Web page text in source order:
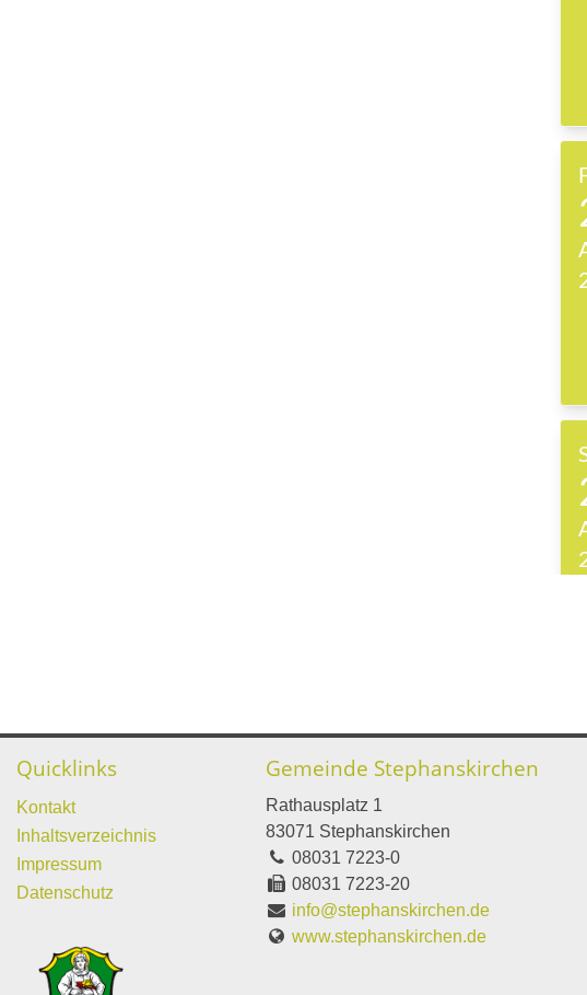
Quicklinks
Kontakt
Inhaltsverzeichnis
Impressum
Datenschutz
Gemeinde Stephanskirchen
Rathausplatz 1
83071 Stephanskirchen
08031 7223-0
08031 7223-20
info@stephanskirchen.de
www.stephanskirchen.de